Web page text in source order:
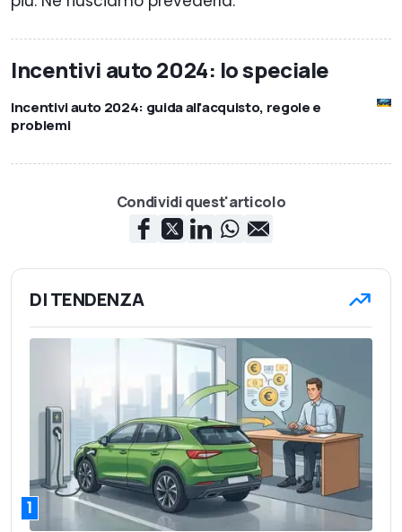
Incentivi auto 2024: lo speciale
Incentivi auto 2024: guida all'acquisto, regole e
problemi
Condividi quest'articolo
DI TENDENZA
1